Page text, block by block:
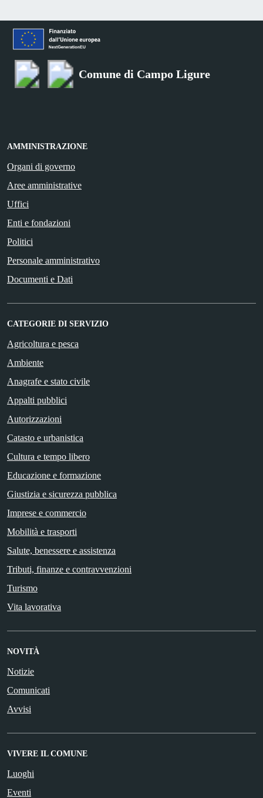
Comune di Campo Ligure
AMMINISTRAZIONE
Organi di governo
Aree amministrative
Uffici
Enti e fondazioni
Politici
Personale amministrativo
Documenti e Dati
CATEGORIE DI SERVIZIO
Agricoltura e pesca
Ambiente
Anagrafe e stato civile
Appalti pubblici
Autorizzazioni
Catasto e urbanistica
Cultura e tempo libero
Educazione e formazione
Giustizia e sicurezza pubblica
Imprese e commercio
Mobilità e trasporti
Salute, benessere e assistenza
Tributi, finanze e contravvenzioni
Turismo
Vita lavorativa
NOVITÀ
Notizie
Comunicati
Avvisi
VIVERE IL COMUNE
Luoghi
Eventi